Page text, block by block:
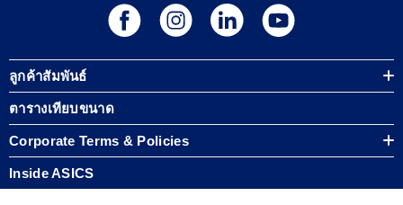
ลูกค้าสัมพันธ์
ตารางเทียบขนาด
Corporate Terms & Policies
Inside ASICS